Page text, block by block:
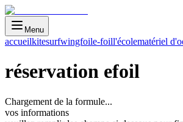
Menu
accueilkitesurfwingfoile-foill'écolematériel
réservation efoil
Chargement de la formule...
vos informations